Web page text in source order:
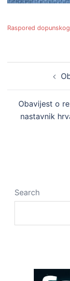
Raspored
navigation
Obavijest o
nastavnik
Search